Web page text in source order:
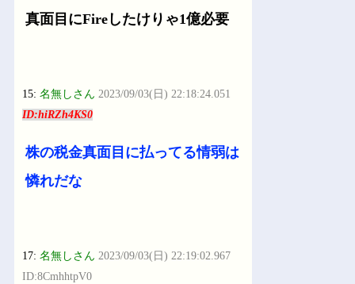
真面目にFireしたけりゃ1億必要
15:名無しさん 2023/09/03(日) 22:18:24.051
ID:hiRZh4KS0
株の税金真面目に払ってる情弱は
憐れだな
17:名無しさん 2023/09/03(日) 22:19:02.967
ID:8CmhhtpV0